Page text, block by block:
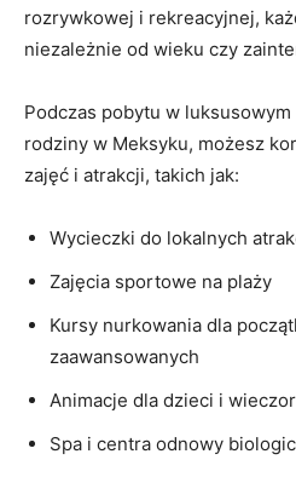
rozrywkowej i rekreacyjnej,
niezależnie od wieku czy
Podczas pobytu w luksusowym
rodziny w Meksyku, możesz
zajęć i atrakcji, takich jak:
Wycieczki do lokalnych
Zajęcia sportowe na plaży
Kursy nurkowania dla
zaawansowanych
Animacje dla dzieci i
Spa i centra odnowy